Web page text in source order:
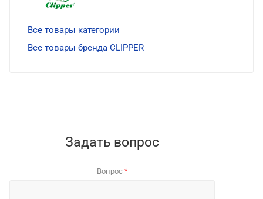
Все товары категории
Все товары бренда CLIPPER
Задать вопрос
Вопрос *